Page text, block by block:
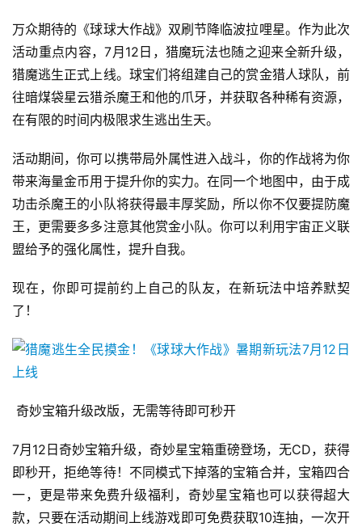
页
游
茶
原
游
业
界
手
游
戏
单
万众期待的《球球大作战》双刷节降临波拉哩星。作为此次
活动重点内容，7月12日，猎魔玩法也随之迎来全新升级，
猎魔逃生正式上线。球宝们将组建自己的赏金猎人球队，前
往暗煤袋星云猎杀魔王和他的爪牙，并获取各种稀有资源，
在有限的时间内极限求生逃出生天。
活动期间，你可以携带局外属性进入战斗，你的作战将为你
带来海量金币用于提升你的实力。在同一个地图中，由于成
功击杀魔王的小队将获得最丰厚奖励，所以你不仅要提防魔
王，更需要多多注意其他赏金小队。你可以利用宇宙正义联
盟给予的强化属性，提升自我。
现在，你即可提前约上自己的队友，在新玩法中培养默契
了！
奇妙宝箱升级改版，无需等待即可秒开
7月12日奇妙宝箱升级，奇妙星宝箱重磅登场，无CD，获得
即秒开，拒绝等待！不同模式下掉落的宝箱合并，宝箱四合
一，更是带来免费升级福利，奇妙星宝箱也可以获得超大
款，只要在活动期间上线游戏即可免费获取10连抽，一次开